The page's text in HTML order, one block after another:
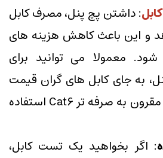
: داشتن پچ پنل، مصرف کابل
و این باعث کاهش هزینه های
معمولا می توانید برای
به جای کابل های گران قیمت
فیبر نوری از نوع مقرون به صرفه تر Cat6 استفاده
: اگر بخواهید یک تست کابل،